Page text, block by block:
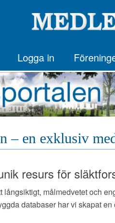
Logga in
– en exklusiv
resurs för
långsiktigt, målmedvetet och
databaser har vi skapat